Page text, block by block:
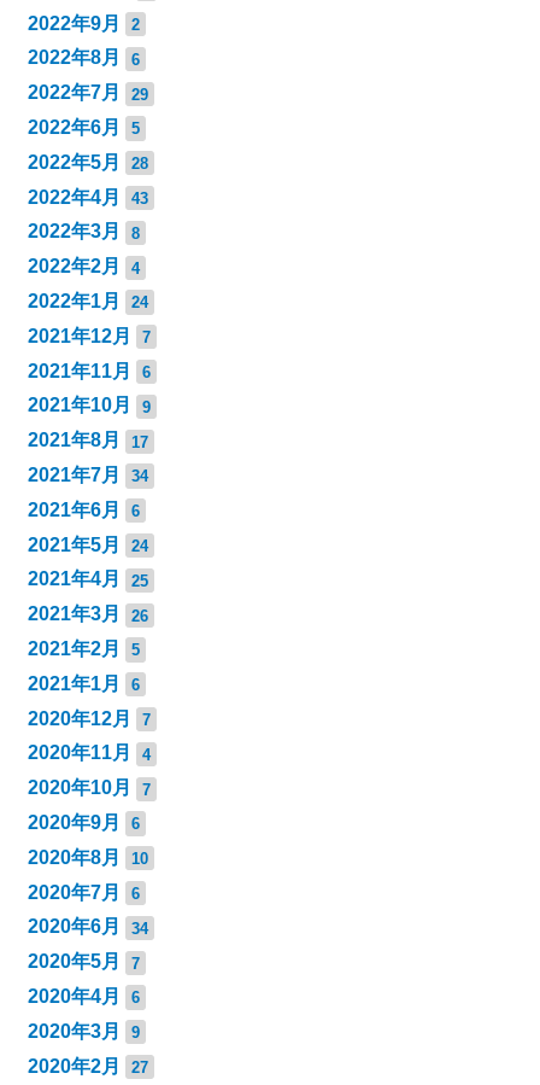
2022年9月 2
2022年8月 6
2022年7月 29
2022年6月 5
2022年5月 28
2022年4月 43
2022年3月 8
2022年2月 4
2022年1月 24
2021年12月 7
2021年11月 6
2021年10月 9
2021年8月 17
2021年7月 34
2021年6月 6
2021年5月 24
2021年4月 25
2021年3月 26
2021年2月 5
2021年1月 6
2020年12月 7
2020年11月 4
2020年10月 7
2020年9月 6
2020年8月 10
2020年7月 6
2020年6月 34
2020年5月 7
2020年4月 6
2020年3月 9
2020年2月 27